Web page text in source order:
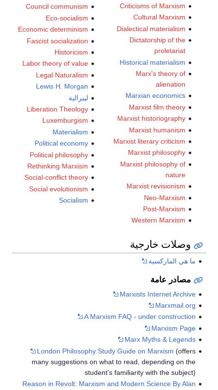
Criticisms of Marxism
Cultural Marxism
Dialectical materialism
Dictatorship of the
proletariat
Historical materialism
Marx's theory of
alienation
Marxian economics
Marxist film theory
Marxist historiography
Marxist humanism
Marxist literary criticism
Marxist philosophy
Marxist philosophy of
nature
Marxist revisionism
Neo-Marxism
Post-Marxism
Western Marxism
Council communism
Eco-socialism
Economic determinism
Fascist socialization
Historicism
Labor theory of value
Legal Naturalism
Lewis H. Morgan
ليبرالية
Liberation Theology
Luxemburgism
Materialism
Political economy
Political philosophy
Rethinking Marxism
Social-conflict theory
Social evolutionism
Socialism
وصلات خارجية
ما هي الماركسية
مصادر عامة
Marxists Internet Archive
Marxmail.org
A Marxism FAQ - under construction
Marxism Page
Marx Myths & Legends
London Philosophy Study Guide on Marxism (offers
many suggestions on what to read, depending on the
student's familiarity with the subject)
Reason in Revolt: Marxism and Modern Science By Alan